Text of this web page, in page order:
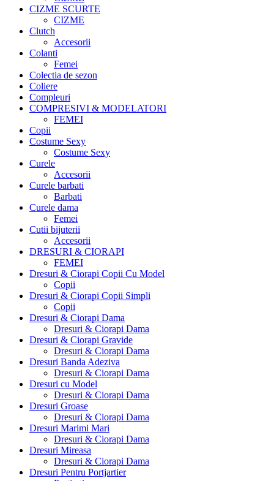
CIZME SCURTE
CIZME
Clutch
Accesorii
Colanti
Femei
Colectia de sezon
Coliere
Compleuri
COMPRESIVI & MODELATORI
FEMEI
Copii
Costume Sexy
Costume Sexy
Curele
Accesorii
Curele barbati
Barbati
Curele dama
Femei
Cutii bijuterii
Accesorii
DRESURI & CIORAPI
FEMEI
Dresuri & Ciorapi Copii Cu Model
Copii
Dresuri & Ciorapi Copii Simpli
Copii
Dresuri & Ciorapi Dama
Dresuri & Ciorapi Dama
Dresuri & Ciorapi Gravide
Dresuri & Ciorapi Dama
Dresuri Banda Adeziva
Dresuri & Ciorapi Dama
Dresuri cu Model
Dresuri & Ciorapi Dama
Dresuri Groase
Dresuri & Ciorapi Dama
Dresuri Marimi Mari
Dresuri & Ciorapi Dama
Dresuri Mireasa
Dresuri & Ciorapi Dama
Dresuri Pentru Portjartier